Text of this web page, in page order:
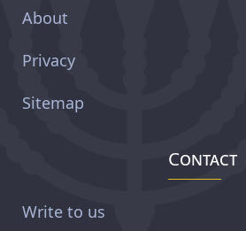
About
Privacy
Sitemap
Contact
Write to us